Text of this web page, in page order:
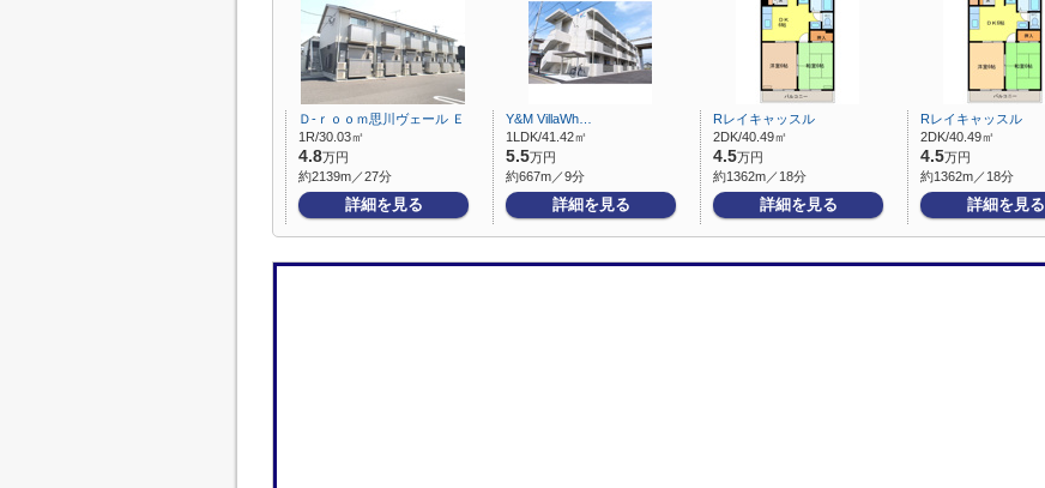
Ｄ-ｒｏｏｍ思川ヴェール Ｅ
1R/30.03㎡
4.8万円
約2139m／27分
詳細を見る
Y&M VillaWh…
1LDK/41.42㎡
5.5万円
約667m／9分
詳細を見る
Rレイキャッスル
2DK/40.49㎡
4.5万円
約1362m／18分
詳細を見る
Rレイキャッスル
2DK/40.49㎡
4.5万円
約1362m／18分
詳細を見る